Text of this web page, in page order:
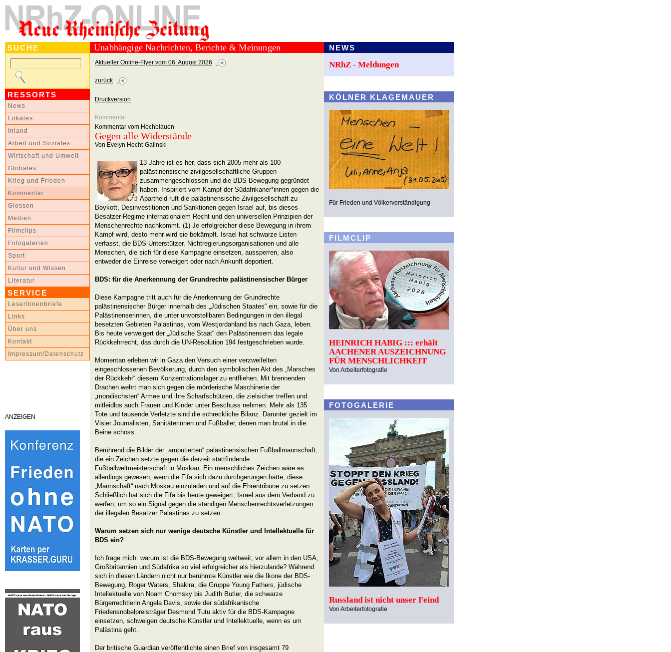
SUCHE
RESSORTS
News
Lokales
Inland
Arbeit und Soziales
Wirtschaft und Umwelt
Globales
Krieg und Frieden
Kommentar
Glossen
Medien
Filmclips
Fotogalerien
Sport
Kultur und Wissen
Literatur
SERVICE
LeserInnenbriefe
Links
Über uns
Kontakt
Impressum/Datenschutz
ANZEIGEN
Unabhängige Nachrichten, Berichte & Meinungen
Aktueller Online-Flyer vom 06. August 2026
zurück
Druckversion
Kommentar
Kommentar vom Hochblauen
Gegen alle Widerstände
Von Evelyn Hecht-Galinski
13 Jahre ist es her, dass sich 2005 mehr als 100
palästinensische zivilgesellschaftliche Gruppen
zusammengeschlossen und die BDS-Bewegung gegründet
haben. Inspiriert vom Kampf der Südafrikaner*innen gegen die
Apartheid ruft die palästinensische Zivilgesellschaft zu
Boykott, Desinvestitionen und Sanktionen gegen Israel auf, bis dieses
Besatzer-Regime internationalem Recht und den universellen Prinzipien der
Menschenrechte nachkommt. (1) Je erfolgreicher diese Bewegung in ihrem
Kampf wird, desto mehr wird sie bekämpft. Israel hat schwarze Listen
verfasst, die BDS-Unterstützer, Nichtregierungsorganisationen und alle
Menschen, die sich für diese Kampagne einsetzen, aussperren, also
entweder die Einreise verweigert oder nach Ankunft deportiert.
BDS: für die Anerkennung der Grundrechte palästinensischer Bürger
Diese Kampagne tritt auch für die Anerkennung der Grundrechte
palästinensischer Bürger innerhalb des „Jüdischen Staates“ ein, sowie für die
Palästinenserinnen, die unter unvorstellbaren Bedingungen in den illegal
besetzten Gebieten Palästinas, vom Westjordanland bis nach Gaza, leben.
Bis heute verweigert der „Jüdische Staat“ den Palästinensern das legale
Rückkehrrecht, das durch die UN-Resolution 194 festgeschrieben wurde.
Momentan erleben wir in Gaza den Versuch einer verzweifelten
eingeschlossenen Bevölkerung, durch den symbolischen Akt des „Marsches
der Rückkehr“ diesem Konzentrationslager zu entfliehen. Mit brennenden
Drachen wehrt man sich gegen die mörderische Maschinerie der
„moralischsten“ Armee und ihre Scharfschützen, die zielsicher treffen und
mitleidlos auch Frauen und Kinder unter Beschuss nehmen. Mehr als 135
Tote und tausende Verletzte sind die schreckliche Bilanz. Darunter gezielt im
Visier Journalisten, Sanitäterinnen und Fußballer, denen man brutal in die
Beine schoss.
Berührend die Bilder der „amputierten“ palästinensischen Fußballmannschaft,
die ein Zeichen setzte gegen die derzeit stattfindende
Fußballweltmeisterschaft in Moskau. Ein menschliches Zeichen wäre es
allerdings gewesen, wenn die Fifa sich dazu durchgerungen hätte, diese
„Mannschaft“ nach Moskau einzuladen und auf die Ehrentribüne zu setzen.
Schließlich hat sich die Fifa bis heute geweigert, Israel aus dem Verband zu
werfen, um so ein Signal gegen die ständigen Menschenrechtsverletzungen
der illegalen Besatzer Palästinas zu setzen.
Warum setzen sich nur wenige deutsche Künstler und Intellektuelle für
BDS ein?
Ich frage mich: warum ist die BDS-Bewegung weltweit, vor allem in den USA,
Großbritannien und Südafrika so viel erfolgreicher als hierzulande? Während
sich in diesen Ländern nicht nur berühmte Künstler wie die Ikone der BDS-
Bewegung, Roger Waters, Shakira, die Gruppe Young Fathers, jüdische
Intellektuelle von Noam Chomsky bis Judith Butler, die schwarze
Bürgerrechtlerin Angela Davis, sowie der südafrikanische
Friedensnobelpreisträger Desmond Tutu aktiv für die BDS-Kampagne
einsetzen, schweigen deutsche Künstler und Intellektuelle, wenn es um
Palästina geht.
Der britische Guardian veröffentlichte einen Brief von insgesamt 79
NEWS
NRhZ - Meldungen
KÖLNER KLAGEMAUER
Für Frieden und Völkerverständigung
FILMCLIP
HEINRICH HABIG ::: erhält
AACHENER AUSZEICHNUNG
FÜR MENSCHLICHKEIT
Von Arbeiterfotografie
FOTOGALERIE
Russland ist nicht unser Feind
Von Arbeiterfotografie